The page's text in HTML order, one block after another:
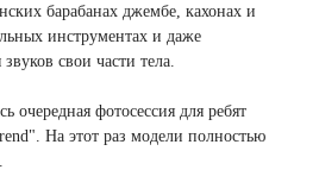
барабанах джембе, кахонах и
инструментах и даже
свои части тела.
очередная фотосессия для ребят
На этот раз модели полностью
волос